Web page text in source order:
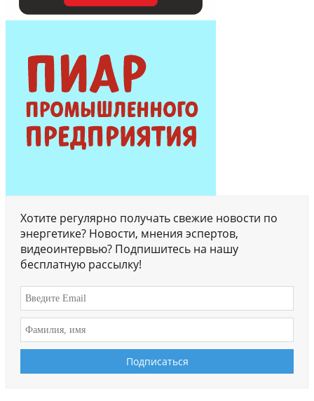
Хотите регулярно получать свежие новости по
энергетике? Новости, мнения эспертов,
видеоинтервью? Подпишитесь на нашу
бесплатную рассылку!